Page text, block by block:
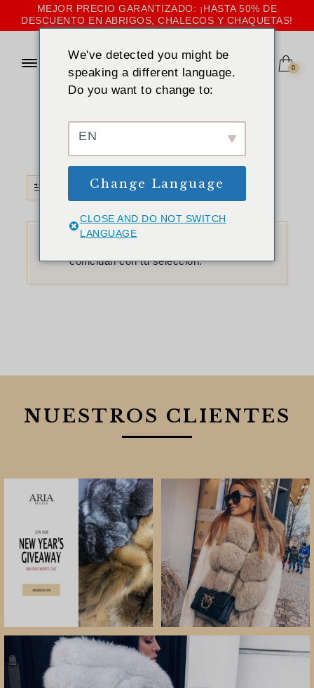
MEJOR PRECIO GARANTIZADO: ¡HASTA 50% DE
DESCUENTO EN ABRIGOS, CHALECOS Y CHAQUETAS!
0
coincidan con tu selección.
NUESTROS CLIENTES
We've detected you might be
speaking a different language.
Do you want to change to:
EN
Change Language
CLOSE AND DO NOT SWITCH
LANGUAGE